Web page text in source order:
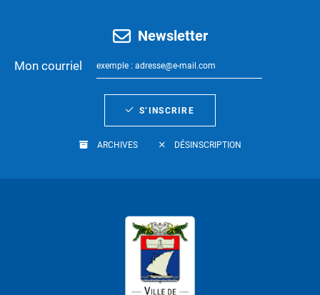
Newsletter
Mon courriel
S’INSCRIRE
ARCHIVES DÉSINSCRIPTION